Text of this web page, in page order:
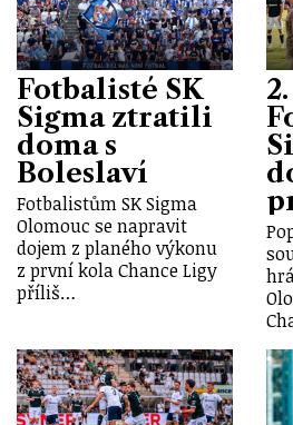
Fotbalisté SK
Sigma ztratili
doma s
Boleslaví
Fotbalistům SK Sigma
Olomouc se napravit
dojem z planého výkonu
z první kola Chance Ligy
příliš…